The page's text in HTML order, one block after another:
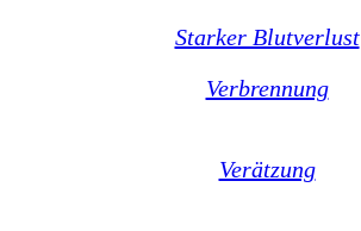
Starker Blutverlust
Verbrennung
Verätzung